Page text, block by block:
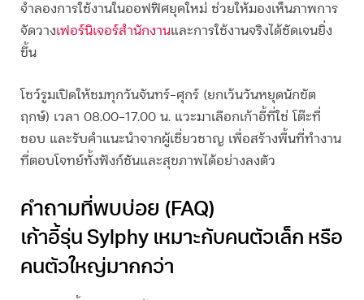
จำลองการใช้งานในออฟฟิศยุคใหม่ ช่วยให้มองเห็นภาพการ
จัดวางเฟอร์นิเจอร์สำนักงานและการใช้งานจริงได้ชัดเจนยิ่ง
ขึ้น
โชว์รูมเปิดให้ชมทุกวันจันทร์–ศุกร์ (ยกเว้นวันหยุดนักขัต
ฤกษ์) เวลา 08.00–17.00 น. แวะมาเลือกเก้าอี้ที่ใช่ โต๊ะที่
ชอบ และรับคำแนะนำจากผู้เชี่ยวชาญ เพื่อสร้างพื้นที่ทำงาน
ที่ตอบโจทย์ทั้งฟังก์ชันและสุขภาพได้อย่างลงตัว
คำถามที่พบบ่อย (FAQ)
เก้าอี้รุ่น Sylphy เหมาะกับคนตัวเล็ก หรือ
คนตัวใหญ่มากกว่า